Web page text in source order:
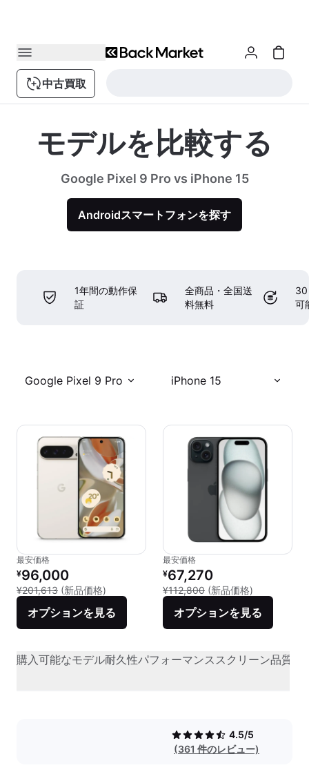
中古買取
モデルを比較する
Google Pixel 9 Pro vs iPhone 15
Androidスマートフォンを探す
1年間の動作保
証
全商品・全国送
料無料
30
可
Google Pixel 9 Pro iPhone 15
最安価格
リファービッシュ品の価格：
¥96,000
¥201,613 (新品価格) 新品との比較：¥201,613
オプションを見る
最安価格
リファービッシュ品の価格：
¥67,270
¥112,800 (新品価格)
オプションを見る
購入可能なモデル耐久性パフォーマンススクリーン品質
4.5/5
(361 件のレビュー)